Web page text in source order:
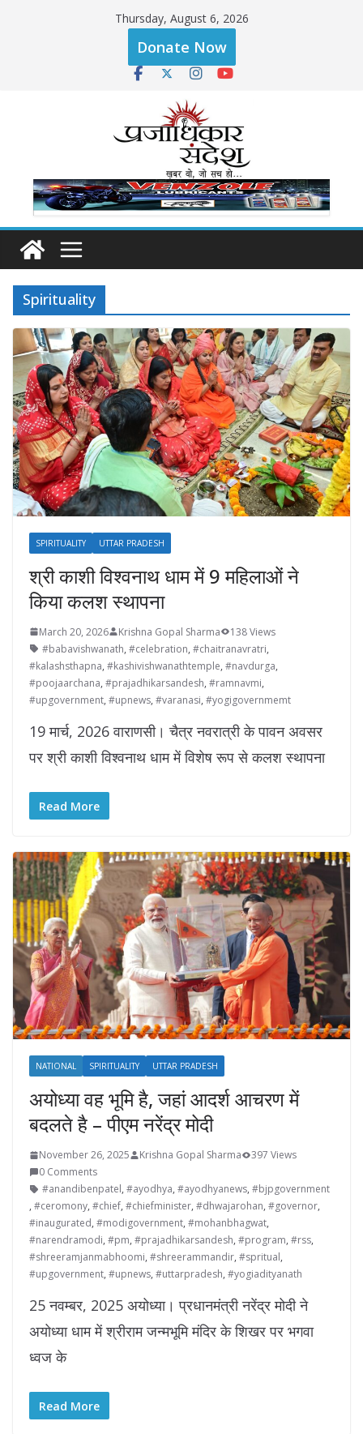
Thursday, August 6, 2026
Donate Now
Spirituality
SPIRITUALITY UTTAR PRADESH
श्री काशी विश्वनाथ धाम में 9 महिलाओं ने
किया कलश स्थापना
March 20, 2026 Krishna Gopal Sharma
138 Views
#babavishwanath, #celebration, #chaitranavratri,
#kalashsthapna, #kashivishwanathtemple, #navdurga,
#poojaarchana, #prajadhikarsandesh, #ramnavmi,
#upgovernment, #upnews, #varanasi, #yogigovernmemt
19 मार्च, 2026 वाराणसी। चैत्र नवरात्री के पावन अवसर
पर श्री काशी विश्वनाथ धाम में विशेष रूप से कलश स्थापना
Read More
NATIONAL SPIRITUALITY UTTAR PRADESH
अयोध्या वह भूमि है, जहां आदर्श आचरण में
बदलते है – पीएम नरेंद्र मोदी
November 26, 2025 Krishna Gopal Sharma
397 Views
0 Comments
#anandibenpatel, #ayodhya, #ayodhyanews, #bjpgovernment
, #ceromony, #chief, #chiefminister, #dhwajarohan, #governor,
#inaugurated, #modigovernment, #mohanbhagwat,
#narendramodi, #pm, #prajadhikarsandesh, #program, #rss,
#shreeramjanmabhoomi, #shreerammandir, #spritual,
#upgovernment, #upnews, #uttarpradesh, #yogiadityanath
25 नवम्बर, 2025 अयोध्या। प्रधानमंत्री नरेंद्र मोदी ने
अयोध्या धाम में श्रीराम जन्मभूमि मंदिर के शिखर पर भगवा
ध्वज के
Read More